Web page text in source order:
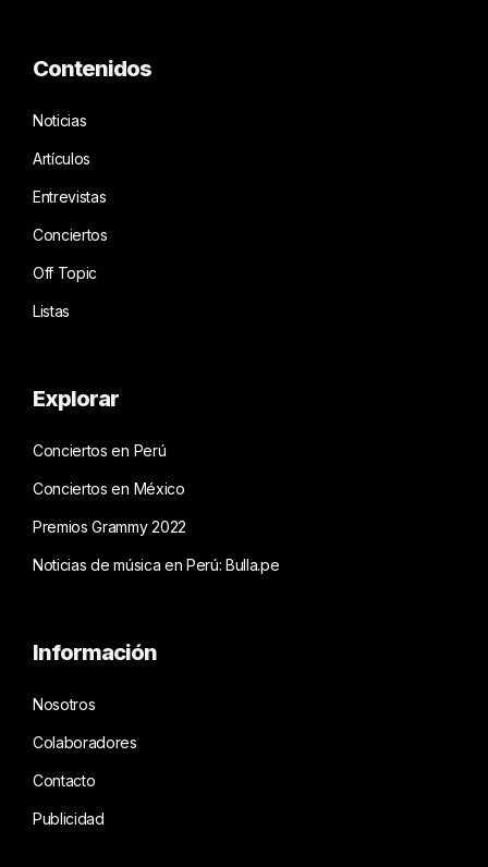
Contenidos
Noticias
Artículos
Entrevistas
Conciertos
Off Topic
Listas
Explorar
Conciertos en Perú
Conciertos en México
Premios Grammy 2022
Noticias de música en Perú: Bulla.pe
Información
Nosotros
Colaboradores
Contacto
Publicidad